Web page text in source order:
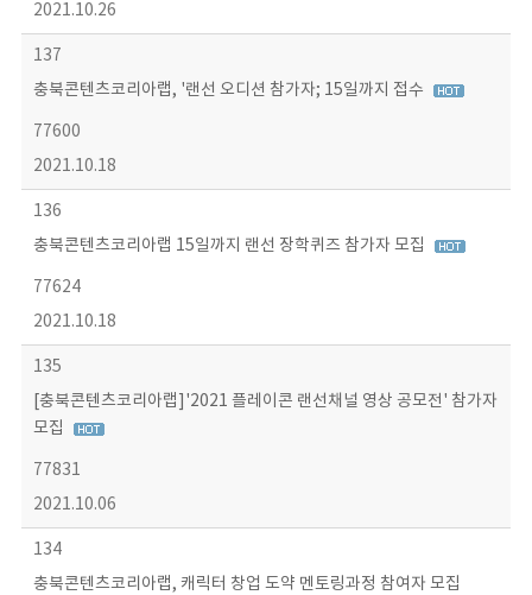
2021.10.26
137
충북콘텐츠코리아랩, '랜선 오디션 참가자; 15일까지 접수
77600
2021.10.18
136
충북콘텐츠코리아랩 15일까지 랜선 장학퀴즈 참가자 모집
77624
2021.10.18
135
[충북콘텐츠코리아랩]'2021 플레이콘 랜선채널 영상 공모전' 참가자
모집
77831
2021.10.06
134
충북콘텐츠코리아랩, 캐릭터 창업 도약 멘토링과정 참여자 모집